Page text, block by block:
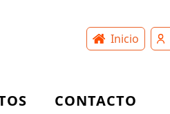
Inicio
CONTACTO